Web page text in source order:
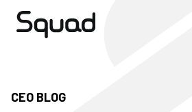
CEO BLOG